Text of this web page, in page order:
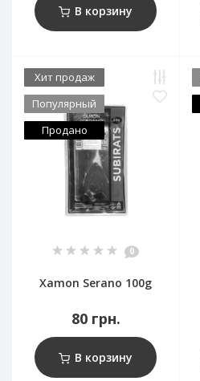
В корзину
Хит продаж
Популярный
Продано
0
Xamon Serano 100g
80 грн.
В корзину